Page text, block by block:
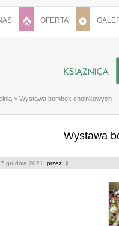
OFERTA
> Wystawa bombek choinkowych
Wystawa
7 grudnia 2021 , przez: jl